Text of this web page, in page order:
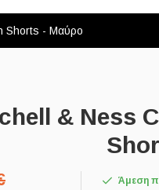
Shorts - Μαύρο
& Ness
Άμεση